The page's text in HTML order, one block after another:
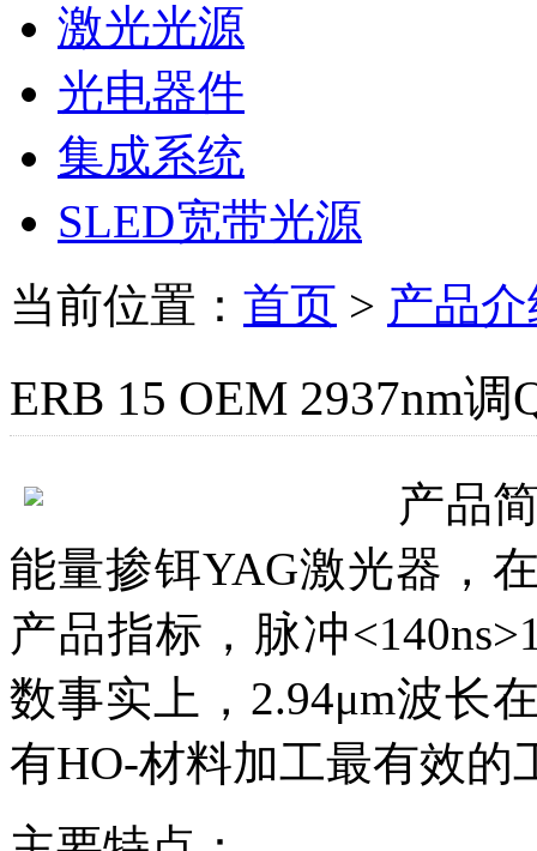
激光光源
光电器件
集成系统
SLED宽带光源
当前位置： 首页 > 产品
ERB 15 OEM 2937nm
产品
能量掺铒YAG激光器，
产品指标，脉冲
数事实上，2.94μm波长
有HO-材料加工最有效的